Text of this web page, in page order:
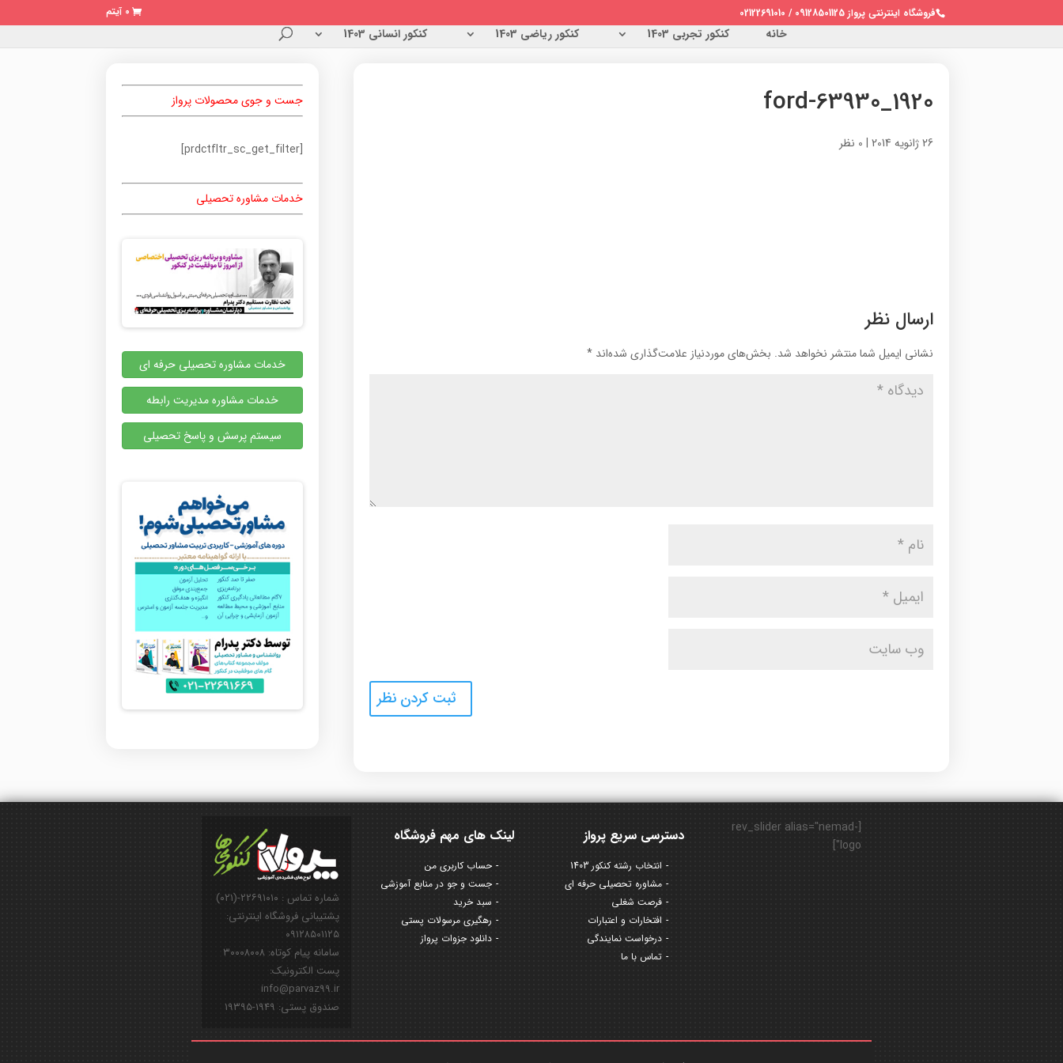
فروشگاه اینترنتی پرواز 09128501125 / 02122691010 0 آیتم
خانه کنکور تجربی 1403 کنکور ریاضی 1403 کنکور انسانی 1403
ford-63930_1920
26 ژانویه 2014 | 0 نظر
ارسال نظر
نشانی ایمیل شما منتشر نخواهد شد. بخش‌های موردنیاز علامت‌گذاری شده‌اند*
جست و جوی محصولات پرواز
[prdctfltr_sc_get_filter]
خدمات مشاوره تحصیلی
خدمات مشاوره تحصیلی حرفه ای
خدمات مشاوره مدیریت رابطه
سیستم پرسش و پاسخ تحصیلی
شماره تماس : ۲۲۶۹۱۰۱۰-(۰۲۱)
پشتیبانی فروشگاه اینترنتی:
۰۹۱۲۸۵۰۱۱۲۵
سامانه پیام کوتاه: ۳۰۰۰۸۰۰۸
پست الکترونیک:
info@parvaz99.ir
صندوق پستی: ۱۹۴۹-۱۹۳۹۵
لینک های مهم فروشگاه
حساب کاربری من
جست و جو در منابع آموزشی
سبد خرید
رهگیری مرسولات پستی
دانلود جزوات پرواز
دسترسی سریع پرواز
انتخاب رشته کنکور 1403
مشاوره تحصیلی حرفه ای
فرصت شغلی
افتخارات و اعتبارات
درخواست نمایندگی
تماس با ما
[rev_slider alias="nemad-
logo"]